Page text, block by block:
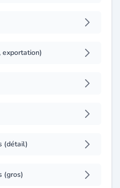
exportation)
(détail)
(gros)